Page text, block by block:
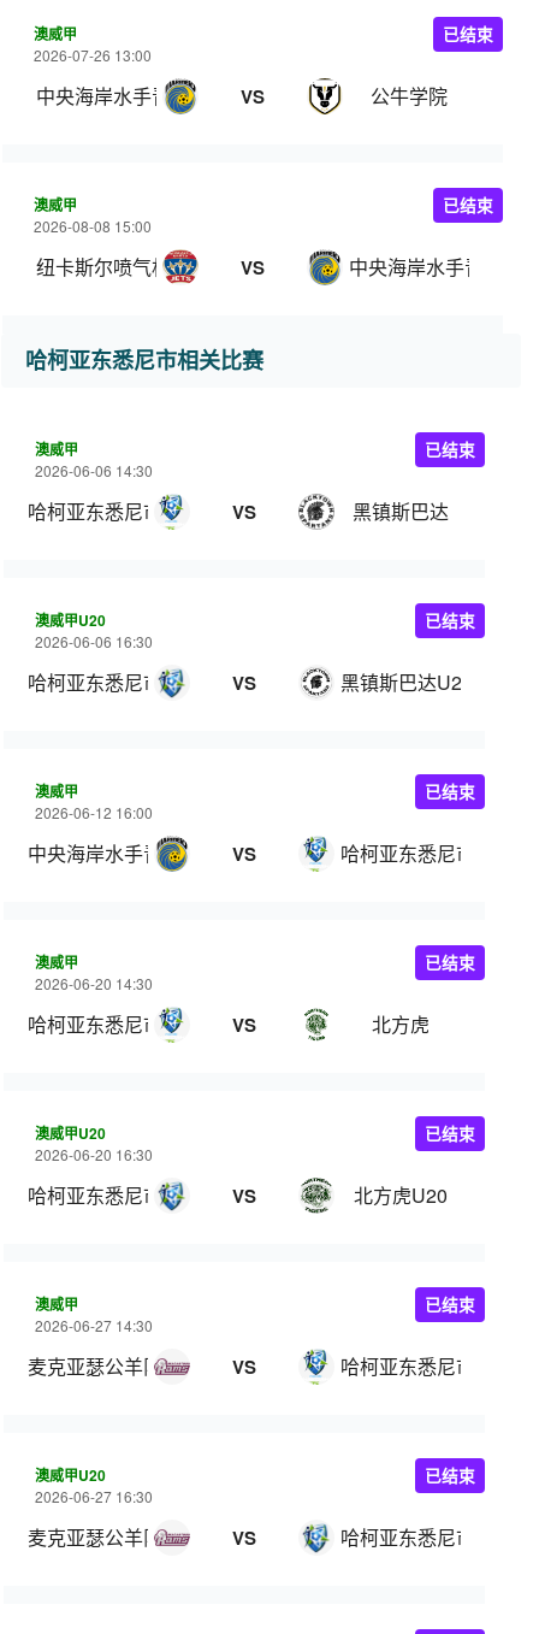
澳威甲
2026-07-26 13:00
中央海岸水手青年队 VS 公牛学院
已结束
澳威甲
2026-08-08 15:00
纽卡斯尔喷气机青年队 VS 中央海岸水手青年队
已结束
哈柯亚东悉尼市相关比赛
澳威甲
2026-06-06 14:30
哈柯亚东悉尼市 VS 黑镇斯巴达
已结束
澳威甲U20
2026-06-06 16:30
哈柯亚东悉尼市U20 VS 黑镇斯巴达U20
已结束
澳威甲
2026-06-12 16:00
中央海岸水手青年队 VS 哈柯亚东悉尼市
已结束
澳威甲
2026-06-20 14:30
哈柯亚东悉尼市 VS 北方虎
已结束
澳威甲U20
2026-06-20 16:30
哈柯亚东悉尼市U20 VS 北方虎U20
已结束
澳威甲
2026-06-27 14:30
麦克亚瑟公羊队 VS 哈柯亚东悉尼市
已结束
澳威甲U20
2026-06-27 16:30
麦克亚瑟公羊队U20 VS 哈柯亚东悉尼市U20
已结束